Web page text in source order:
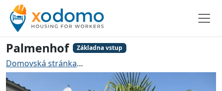
Palmenhof Základna vstup
Domovská stránka